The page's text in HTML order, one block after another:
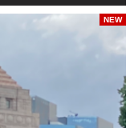
NEW